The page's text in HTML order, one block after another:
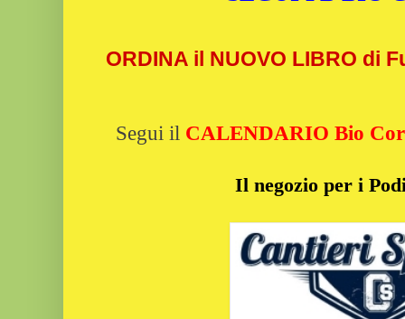
ORDINA il NUOVO LIBRO di
Segui il CALENDARIO Bio
Il negozio per i